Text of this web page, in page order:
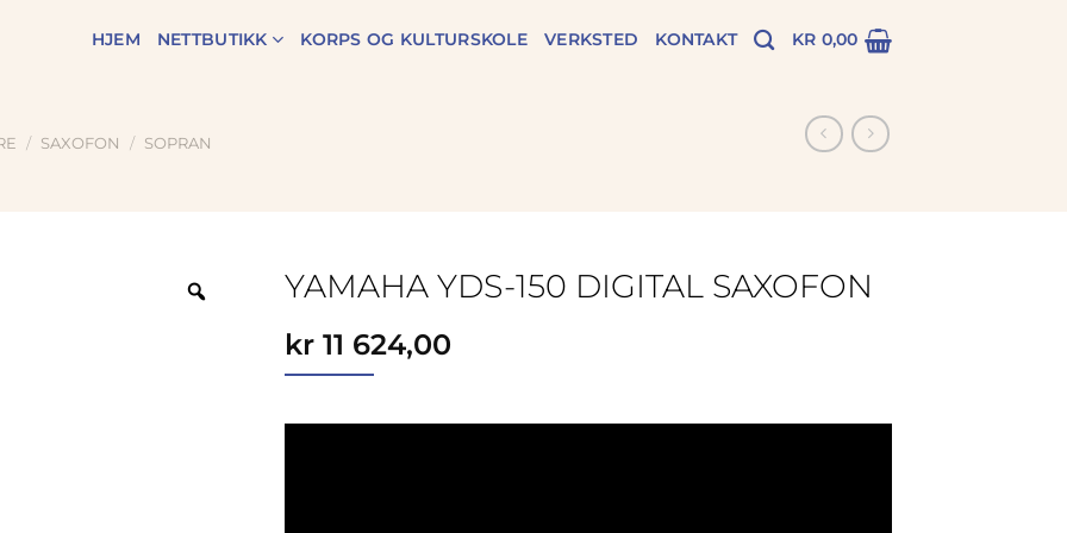
HJEM NETTBUTIKK KORPS OG KULTURSKOLE VERKSTED KONTAKT KR 0,00
/ SAXOFON / SOPRAN
YAMAHA YDS-150 DIGITAL SAXOFON
kr 11 624,00